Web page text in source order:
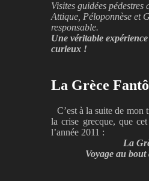
Visites guidées pédestres
Attique, Péloponnèse et
responsable.
Une véritable
curieux !
La Grèce
C’est à la suite de mon
la crise grecque, que
l’année 2011 :
La
Voyage au